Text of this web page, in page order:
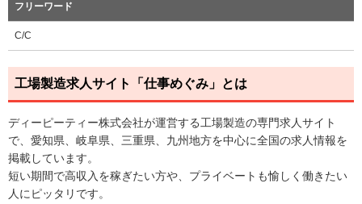
フリーワード
C/C
工場製造求人サイト「仕事めぐみ」とは
ディーピーティー株式会社が運営する工場製造の専門求人サイト
で、愛知県、岐阜県、三重県、九州地方を中心に全国の求人情報を
掲載しています。
短い期間で高収入を稼ぎたい方や、プライベートも愉しく働きたい
人にピッタリです。